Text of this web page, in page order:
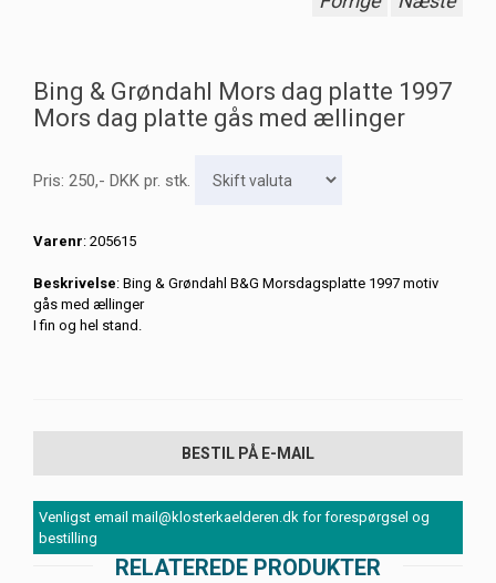
Bing & Grøndahl Mors dag platte 1997
Mors dag platte gås med ællinger
Pris: 250,- DKK pr. stk.
Varenr: 205615
Beskrivelse: Bing & Grøndahl B&G Morsdagsplatte 1997 motiv
gås med ællinger
I fin og hel stand.
BESTIL PÅ E-MAIL
Venligst email mail@klosterkaelderen.dk for forespørgsel og
bestilling
RELATEREDE PRODUKTER